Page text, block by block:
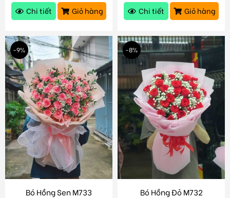
Chi tiết Giỏ hàng Chi tiết Giỏ hàng
-9%
Bó Hồng Sen M733
-8%
Bó Hồng Đỏ M732